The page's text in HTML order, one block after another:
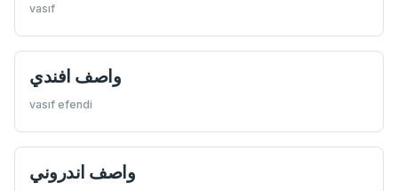
vasıf
واصف افندي
vasıf efendi
واصف اندروني